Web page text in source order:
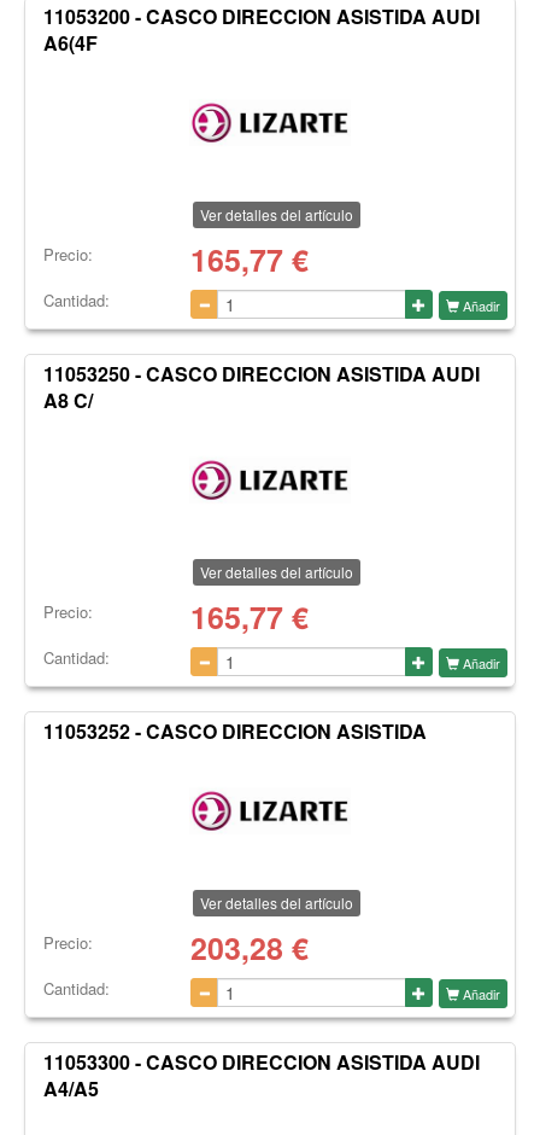
11053200 - CASCO DIRECCION ASISTIDA AUDI
A6(4F
Ver detalles del artículo
Precio: 165,77€
Cantidad: Añadir
11053250 - CASCO DIRECCION ASISTIDA AUDI
A8 C/
Ver detalles del artículo
Precio: 165,77€
Cantidad: Añadir
11053252 - CASCO DIRECCION ASISTIDA
Ver detalles del artículo
Precio: 203,28 €
Cantidad: Añadir
11053300 - CASCO DIRECCION ASISTIDA AUDI
A4/A5